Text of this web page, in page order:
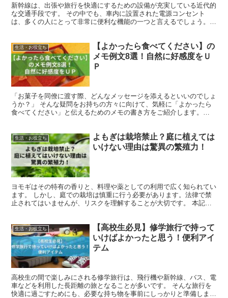
新幹線は、出張や旅行を快適にするための設備が充実している近代的
な交通手段です。 その中でも、車内に設置された電源コンセント
は、多くの人にとって非常に便利な機能の一つと言えるでしょう。特
生活・お役立ち
【よかったら食べてください】の
メモ例文8選！自然に好感度をＵ
Ｐ
「お菓子を同僚に渡す際、どんなメッセージを添えるといいのでしょ
うか？」 そんな疑問をお持ちの方々に向けて、気軽に「よかったら
食べてください」と伝えるためのメモの書き方をご紹介します。
生活・お役立ち
よもぎは栽培禁止？庭に植えては
いけない理由は驚異の繁殖力！
ヨモギはその特有の香りと、料理や薬としての利用で広く知られてい
ます。 しかし、庭での栽培は慎重に行う必要があります。法律で禁
止されてはいませんが、リスクを理解することが大切です。 本記事
生活・お役立ち
【高校生必見】修学旅行で持って
いけばよかったと思う！便利アイ
テム
高校生の間で楽しみにされる修学旅行は、飛行機や新幹線、バス、電
車などを利用した長距離の旅となることが多いです。 そんな旅行を
快適に過ごすためにも、必要な持ち物を事前にしっかりと準備しまし